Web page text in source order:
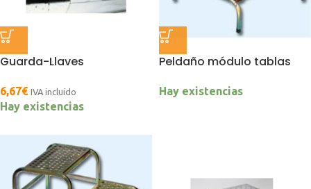
Guarda-Llaves
6,67€ IVA incluido
Hay existencias
Peldaño módulo tablas
Hay existencias